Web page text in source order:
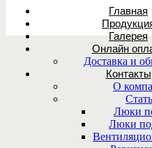
Главная
Галерея
Онлайн
Доставка и
Контакты
О
Люки
Люки